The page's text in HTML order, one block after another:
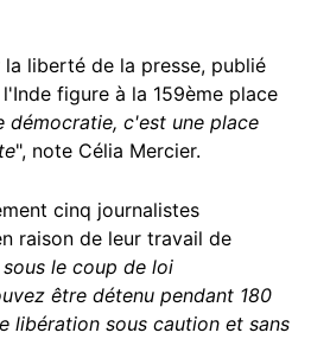
la liberté de la presse, publié
l'Inde figure à la 159ème place
démocratie, c'est une place
", note Célia Mercier.
cinq journalistes
raison de leur travail de
le coup de loi
être détenu pendant 180
libération sous caution et sans